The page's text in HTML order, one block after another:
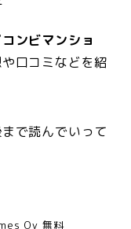
コンビマンショ
口コミなどを紹
で読んでいって
Oy 無料